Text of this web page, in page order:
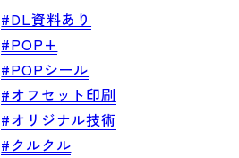
#DL資料あり
#POP+
#POPシール
#オフセット印刷
#オリジナル技術
#クルクル